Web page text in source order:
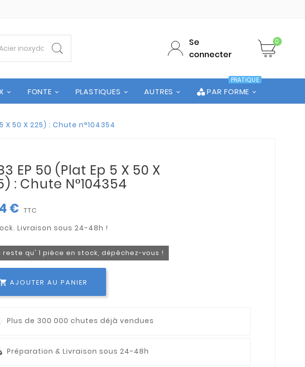
Se
connecter
0
FONTE PLASTIQUES AUTRES PAR FORME
PRATIQUE
X 50 X 225) : Chute n°104354
EP 50 (Plat Ep 5 X 50 X
: Chute N°104354
€ TTC
reste qu' 1 pièce en stock, dépêchez-vous !
AJOUTER AU PANIER
Plus de 300 000 chutes déjà vendues
Préparation & Livraison sous 24-48h